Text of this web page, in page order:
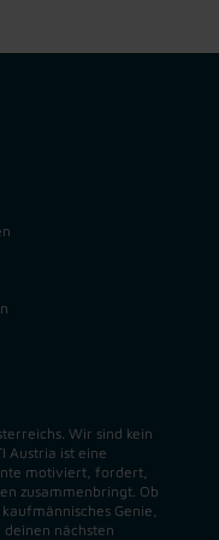
Wir sind kein
Austria ist eine
motiviert, fordert,
zusammenbringt. Ob
Genie,
deinen nächsten